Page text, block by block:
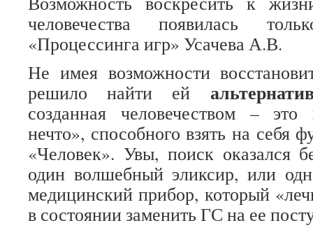
человечества появилась
«Процессинга игр» Усачева А.В.
Не имея возможности
решило найти ей
созданная человечеством – это
нечто», способного взять на себя
«Человек». Увы, поиск оказался
один волшебный эликсир, или
медицинский прибор, который
в состоянии заменить ГС на ее